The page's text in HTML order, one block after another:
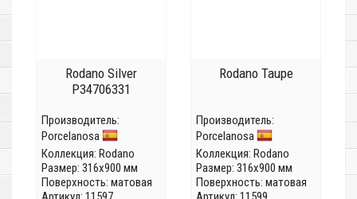
Rodano Silver
P34706331
Производитель:
Porcelanosa
Коллекция: Rodano
Размер: 316x900 мм
Поверхность: матовая
Rodano Taupe
Производитель:
Porcelanosa
Коллекция: Rodano
Размер: 316x900 мм
Поверхность: матовая